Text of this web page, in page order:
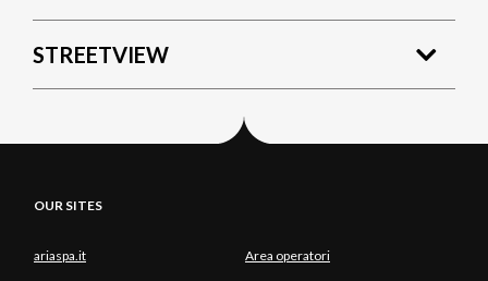
STREETVIEW
OUR SITES
ariaspa.it Area operatori